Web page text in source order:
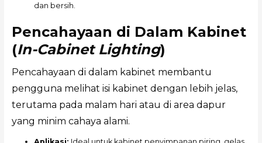
dan bersih.
Pencahayaan di Dalam Kabinet
(In-Cabinet Lighting)
Pencahayaan di dalam kabinet membantu
pengguna melihat isi kabinet dengan lebih jelas,
terutama pada malam hari atau di area dapur
yang minim cahaya alami.